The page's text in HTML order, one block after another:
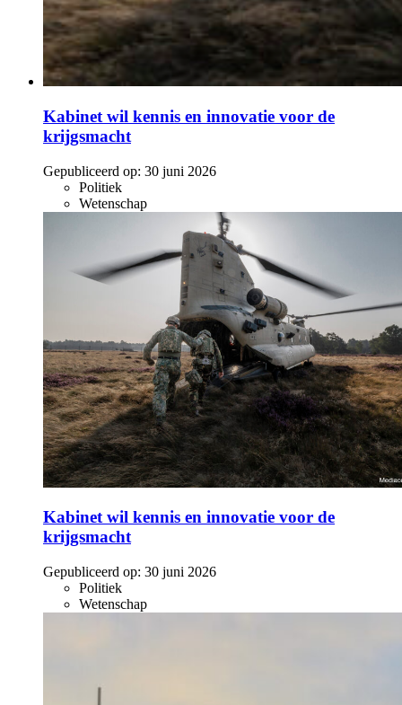
Kabinet wil kennis en innovatie voor de
krijgsmacht
Gepubliceerd op: 30 juni 2026
Politiek
Wetenschap
Kabinet wil kennis en innovatie voor de
krijgsmacht
Gepubliceerd op: 30 juni 2026
Politiek
Wetenschap